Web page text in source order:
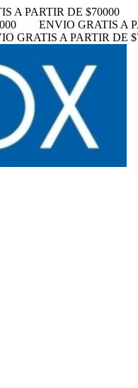
A PARTIR DE $70000
ENVIO GRATIS A
GRATIS A PARTIR DE